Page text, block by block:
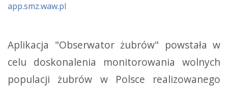
app.smz.waw.pl
Aplikacja "Obserwator żubrów" powstała w
celu doskonalenia monitorowania wolnych
populacji żubrów w Polsce realizowanego